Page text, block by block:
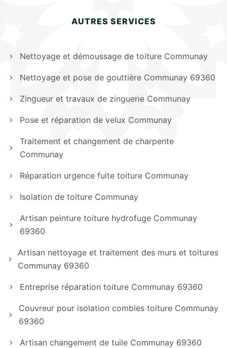
AUTRES SERVICES
Nettoyage et démoussage de toiture Communay
Nettoyage et pose de gouttière Communay 69360
Zingueur et travaux de zinguerie Communay
Pose et réparation de velux Communay
Traitement et changement de charpente
Communay
Réparation urgence fuite toiture Communay
Isolation de toiture Communay
Artisan peinture toiture hydrofuge Communay
69360
Artisan nettoyage et traitement des murs et toitures
Communay 69360
Entreprise réparation toiture Communay 69360
Couvreur pour isolation combles toiture Communay
69360
Artisan changement de tuile Communay 69360